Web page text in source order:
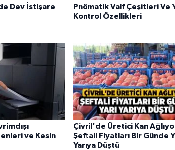
Dev İstişare
Pnömatik Valf Çeşitleri Ve
Kontrol Özellikleri
ve Kesin
Çivril'de Üretici Kan
Şeftali Fiyatları Bir Günde
Yarıya Düştü